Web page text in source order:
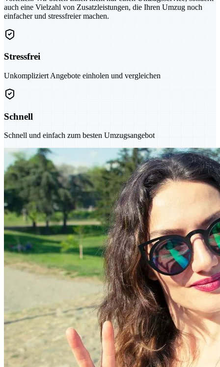
auch eine Vielzahl von Zusatzleistungen, die Ihren Umzug noch
einfacher und stressfreier machen.
Stressfrei
Unkompliziert Angebote einholen und vergleichen
Schnell
Schnell und einfach zum besten Umzugsangebot